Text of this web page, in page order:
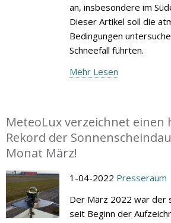
an, insbesondere im
Dieser Artikel soll die
Bedingungen
Schneefall führten.
Mehr Lesen
MeteoLux verzeichnet einen
Rekord der
Monat März!
1-04-2022 Presseraum
Der März 2022 war der
seit Beginn der